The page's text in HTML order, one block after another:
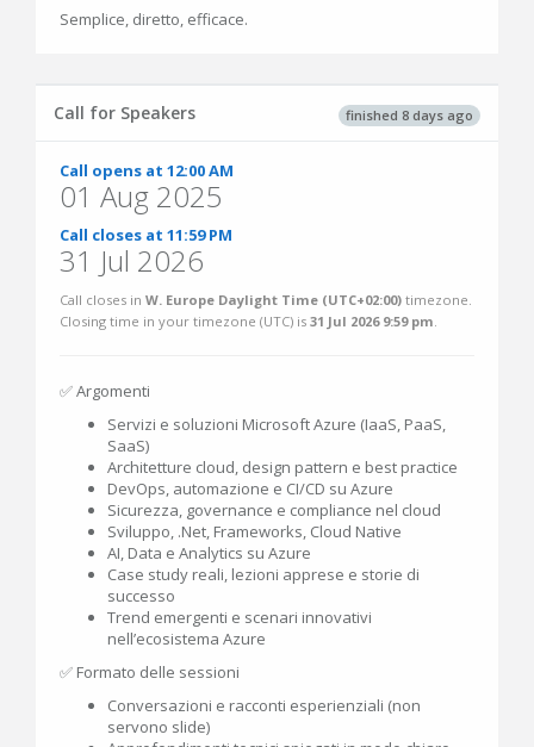
Semplice, diretto, efficace.
finished 8 days ago
Call for Speakers
Call opens at 12:00 AM
01 Aug 2025
Call closes at 11:59 PM
31 Jul 2026
Call closes in W. Europe Daylight Time (UTC+02:00) timezone.
Closing time in your timezone (UTC) is 31 Jul 2026 9:59 pm
✅ Argomenti
Servizi e soluzioni Microsoft Azure (IaaS, PaaS,
SaaS)
Architetture cloud, design pattern e best practice
DevOps, automazione e CI/CD su Azure
Sicurezza, governance e compliance nel cloud
Sviluppo, .Net, Frameworks, Cloud Native
AI, Data e Analytics su Azure
Case study reali, lezioni apprese e storie di
successo
Trend emergenti e scenari innovativi
nell’ecosistema Azure
✅ Formato delle sessioni
Conversazioni e racconti esperienziali (non
servono slide)